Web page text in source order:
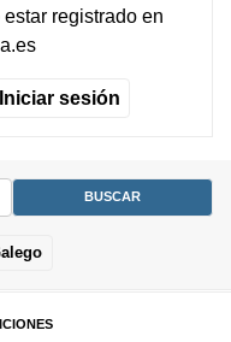
estar registradoen
Iniciar sesión